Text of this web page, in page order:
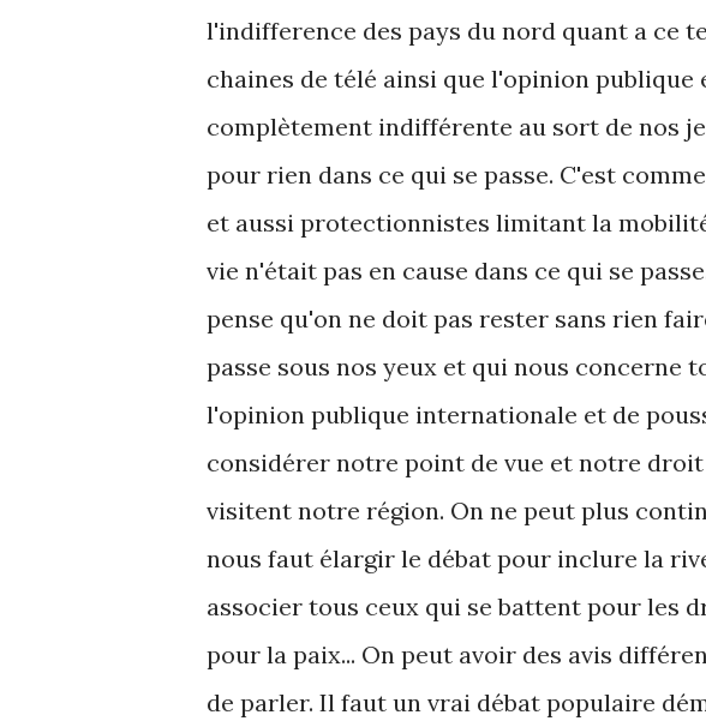
l'indifference des pays du nord quant a ce
chaines de télé ainsi que l'opinion
complètement indifférente au sort de nos
pour rien dans ce qui se passe. C'est
et aussi protectionnistes limitant la
vie n'était pas en cause dans ce qui se
pense qu'on ne doit pas rester sans rien
passe sous nos yeux et qui nous concerne
l'opinion publique internationale et de
considérer notre point de vue et notre
visitent notre région. On ne peut plus
nous faut élargir le débat pour inclure la
associer tous ceux qui se battent pour les
pour la paix... On peut avoir des avis
de parler. Il faut un vrai débat populaire